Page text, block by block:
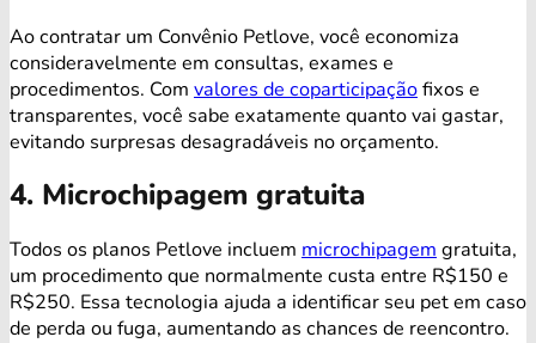
Ao contratar um Convênio Petlove, você economiza
consideravelmente em consultas, exames e
procedimentos. Com valores de coparticipaçãofixos e
transparentes, você sabe exatamente quanto vai gastar,
evitando surpresas desagradáveis no orçamento.
4. Microchipagem gratuita
Todos os planos Petlove incluem microchipagem gratuita,
um procedimento que normalmente custa entre R$150 e
R$250. Essa tecnologia ajuda a identificar seu pet em caso
de perda ou fuga, aumentando as chances de reencontro.